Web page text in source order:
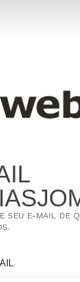
SEU E-MAIL DE